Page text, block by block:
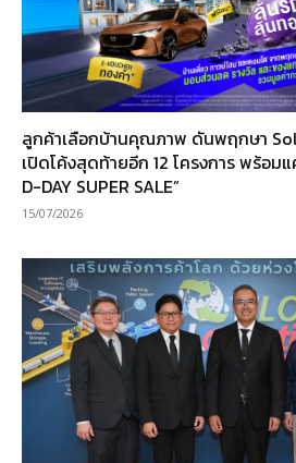
ลูกค้าเลือกบ้านคุณภาพ ดันพฤกษา
เปิดโค้งสุดท้ายอีก 12 โครงการ พร้อม
D-DAY SUPER SALE”
15/07/2026